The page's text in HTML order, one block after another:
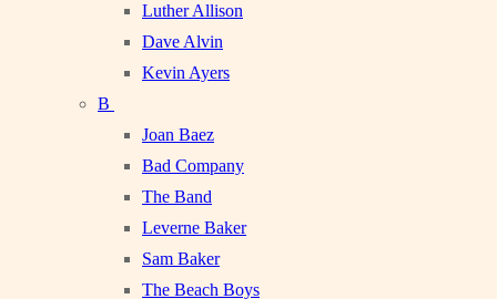
Luther Allison
Dave Alvin
Kevin Ayers
B
Joan Baez
Bad Company
The Band
Leverne Baker
Sam Baker
The Beach Boys